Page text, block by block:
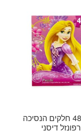
פאזל 48 חלקים הנסיכה
רפונזל דיסני